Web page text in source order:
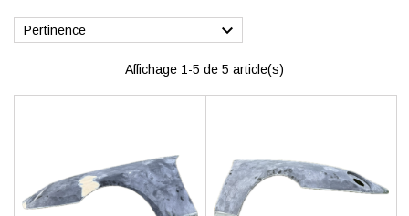
Pertinence 
Affichage 1-5 de 5 article(s)